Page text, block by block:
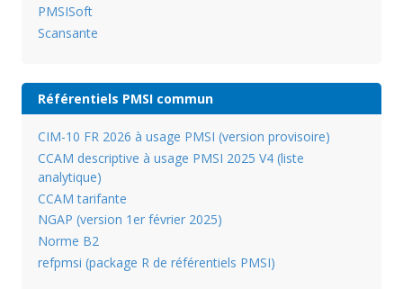
PMSISoft
Scansante
Référentiels PMSI commun
CIM-10 FR 2026 à usage PMSI (version provisoire)
CCAM descriptive à usage PMSI 2025 V4 (liste
analytique)
CCAM tarifante
NGAP (version 1er février 2025)
Norme B2
refpmsi (package R de référentiels PMSI)